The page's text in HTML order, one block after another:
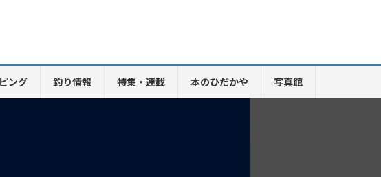
ング 釣り情報 特集・連載 本のひだかや 写真館